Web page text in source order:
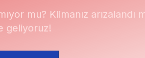
mu? Klimanız arızalandı
geliyoruz!